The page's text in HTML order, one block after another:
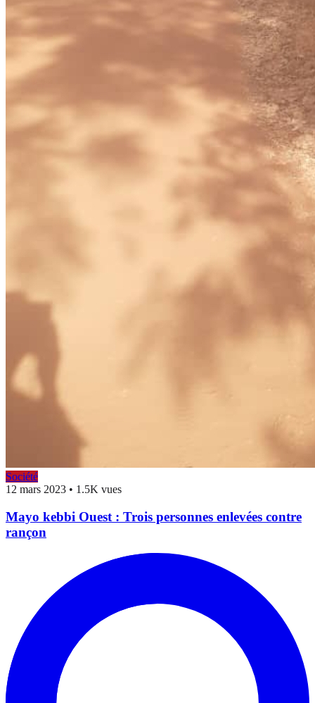
Société
12 mars 2023 • 1.5K vues
Mayo kebbi Ouest : Trois personnes enlevées contre
rançon